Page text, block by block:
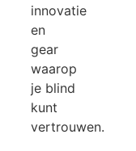
innovatie
en
gear
waarop
je blind
kunt
vertrouwen.